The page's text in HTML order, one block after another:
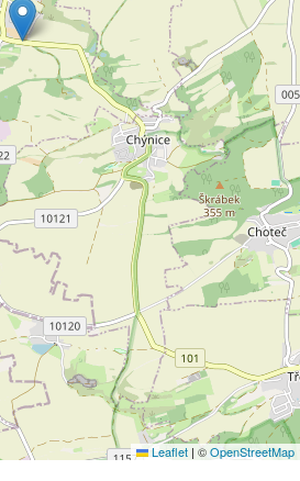
Leaflet | ©OpenStreetMap